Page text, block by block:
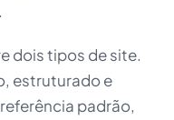
dois tipos de site.
estruturado e
padrão,